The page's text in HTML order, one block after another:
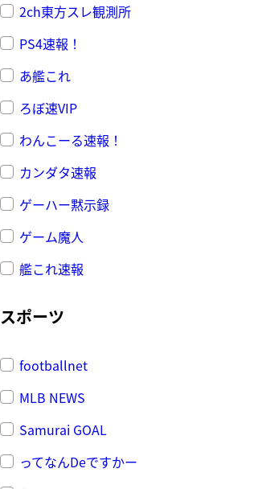
2ch東方スレ観測所
PS4速報！
あ艦これ
ろぼ速VIP
わんこーる速報！
カンダタ速報
ゲーハー黙示録
ゲーム魔人
艦これ速報
スポーツ
footballnet
MLB NEWS
Samurai GOAL
ってなんDeですかー